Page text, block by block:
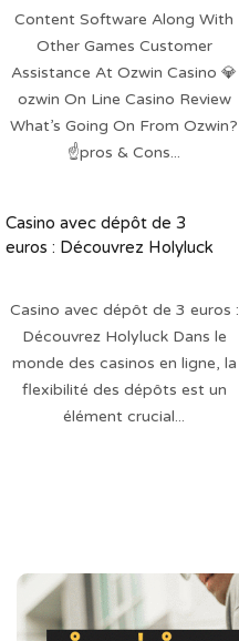
Content Software Along With
Other Games Customer
Assistance At Ozwin Casino 💎
ozwin On Line Casino Review
What’s Going On From Ozwin?
☝️pros & Cons...
Casino avec dépôt de 3
euros : Découvrez Holyluck
Casino avec dépôt de 3 euros :
Découvrez Holyluck Dans le
monde des casinos en ligne, la
flexibilité des dépôts est un
élément crucial...